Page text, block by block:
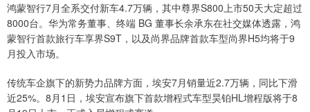
鸿蒙智行7月全系交付新车4.7万辆，其中尊界S800上市50天大定超过
8000台。华为常务董事、终端 BG 董事长余承东在社交媒体透露，鸿
蒙智行首款旅行车享界S9T，以及尚界品牌首款车型尚界H5均将于9
月投入市场。
传统车企旗下的新势力品牌方面，埃安7月销量近2.7万辆，同比下滑
近25%。8月1日，埃安宣布旗下首款增程式车型昊铂HL增程版将于8